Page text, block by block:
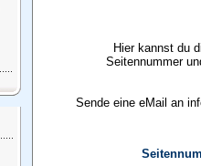
Hier kannst du
Seitennummer
Sende eine eMail an